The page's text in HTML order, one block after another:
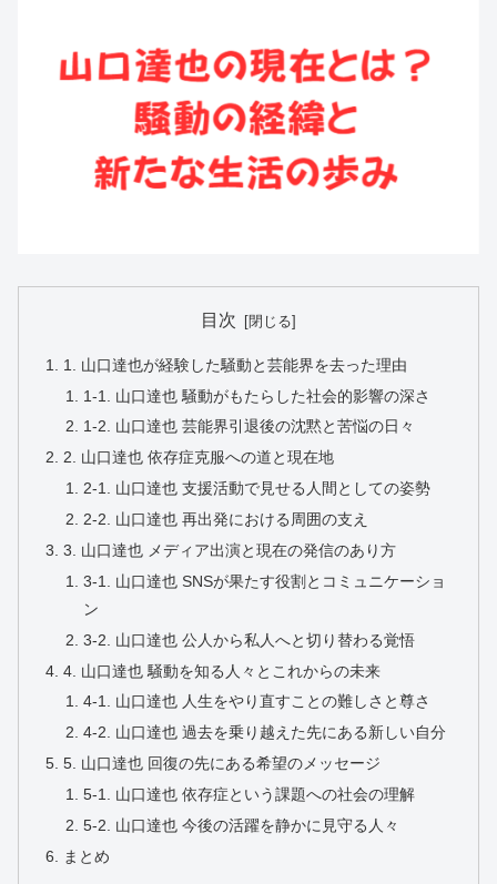
目次
1. 山口達也が経験した騒動と芸能界を去った理由
1-1. 山口達也 騒動がもたらした社会的影響の深さ
1-2. 山口達也 芸能界引退後の沈黙と苦悩の日々
2. 山口達也 依存症克服への道と現在地
2-1. 山口達也 支援活動で見せる人間としての姿勢
2-2. 山口達也 再出発における周囲の支え
3. 山口達也 メディア出演と現在の発信のあり方
3-1. 山口達也 SNSが果たす役割とコミュニケーショ
ン
3-2. 山口達也 公人から私人へと切り替わる覚悟
4. 山口達也 騒動を知る人々とこれからの未来
4-1. 山口達也 人生をやり直すことの難しさと尊さ
4-2. 山口達也 過去を乗り越えた先にある新しい自分
5. 山口達也 回復の先にある希望のメッセージ
5-1. 山口達也 依存症という課題への社会の理解
5-2. 山口達也 今後の活躍を静かに見守る人々
まとめ